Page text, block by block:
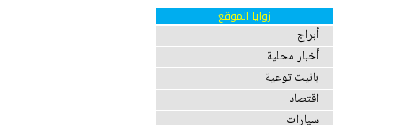
زوايا الموقع
أبراج
أخبار محلية
بانيت توعية
اقتصاد